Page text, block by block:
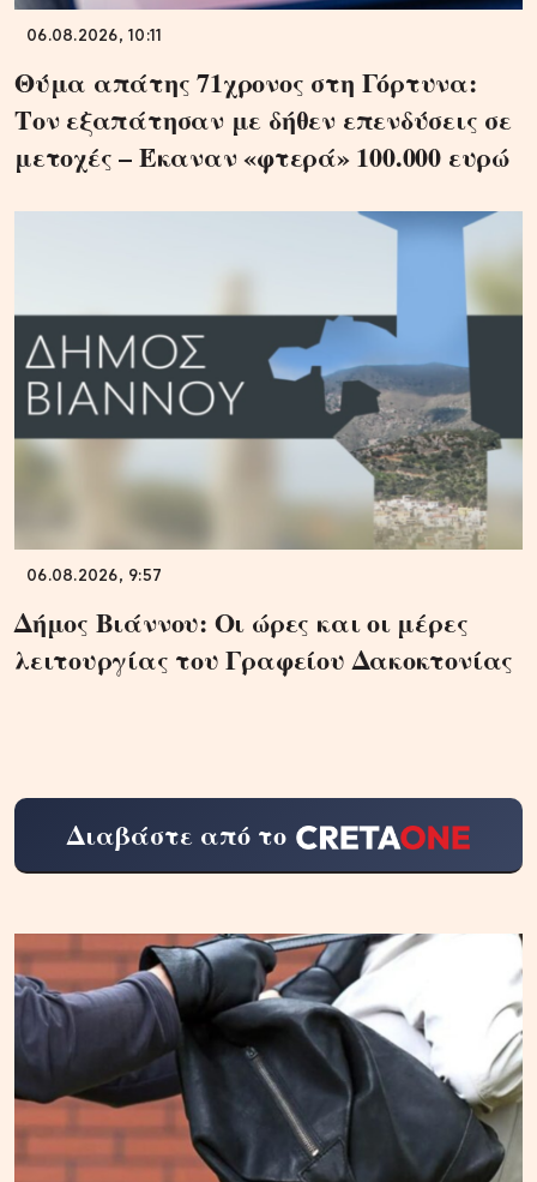
06.08.2026, 10:11
Θύμα απάτης 71χρονος στη Γόρτυνα:
Τον εξαπάτησαν με δήθεν επενδύσεις σε
μετοχές – Έκαναν «φτερά» 100.000 ευρώ
06.08.2026, 9:57
Δήμος Βιάννου: Οι ώρες και οι μέρες
λειτουργίας του Γραφείου Δακοκτονίας
Διαβάστε από το